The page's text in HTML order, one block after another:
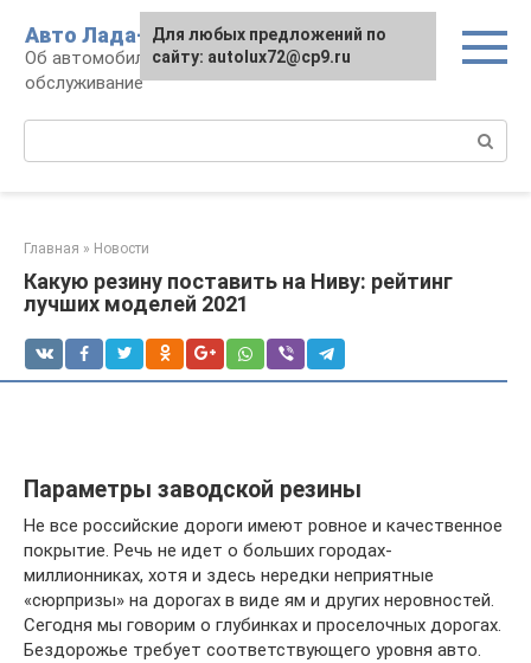
контенту
Авто Лада-люкс
Об автомобилях LADA: эксплуатация и
обслуживание
Главная » Новости
Какую резину поставить на Ниву: рейтинг
лучших моделей 2021
Параметры заводской резины
Не все российские дороги имеют ровное и качественное
покрытие. Речь не идет о больших городах-
миллионниках, хотя и здесь нередки неприятные
«сюрпризы» на дорогах в виде ям и других неровностей.
Сегодня мы говорим о глубинках и проселочных дорогах.
Бездорожье требует соответствующего уровня авто.
Для любых предложений по
сайту: autolux72@cp9.ru